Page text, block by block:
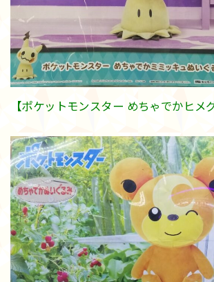
【ポケットモンスター めちゃでかヒメ